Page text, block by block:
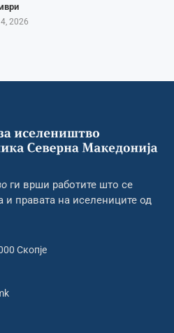
2026
ги врши работите што се
и правата на иселениците од
Скопје